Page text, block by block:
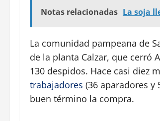
Notas relacionadas La soja
La comunidad pampeana de
de la planta Calzar, que cerró
130 despidos. Hace casi diez
trabajadores (36 aparadores y
buen término la compra.